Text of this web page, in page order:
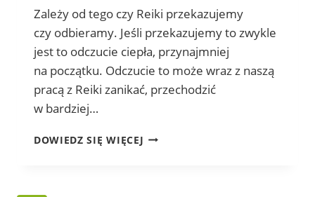
Zależy od tego czy Reiki przekazujemy
czy odbieramy. Jeśli przekazujemy to zwykle
jest to odczucie ciepła, przynajmniej
na początku. Odczucie to może wraz z naszą
pracą z Reiki zanikać, przechodzić
w bardziej…
DOWIEDZ SIĘ WIĘCEJ JAKIE